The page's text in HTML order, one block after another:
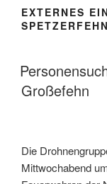
EXTERNES
SPETZERFEHN
Großefehn
Die
Mittwochabend